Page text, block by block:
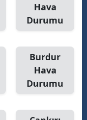
Karaman
Kırıkkale
Batman
Şırnak
Bartın
Ardahan
Hava
Durumu
Burdur
Hava
Durumu